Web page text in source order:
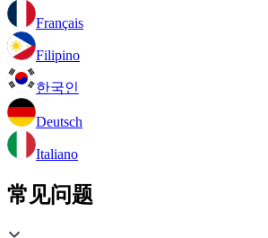
Français
Filipino
한국인
Deutsch
Italiano
常见问题